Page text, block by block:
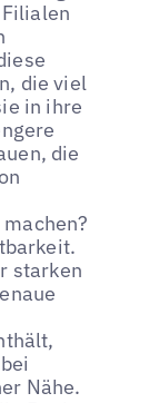
die viel
in ihre
die
starken
Nähe.